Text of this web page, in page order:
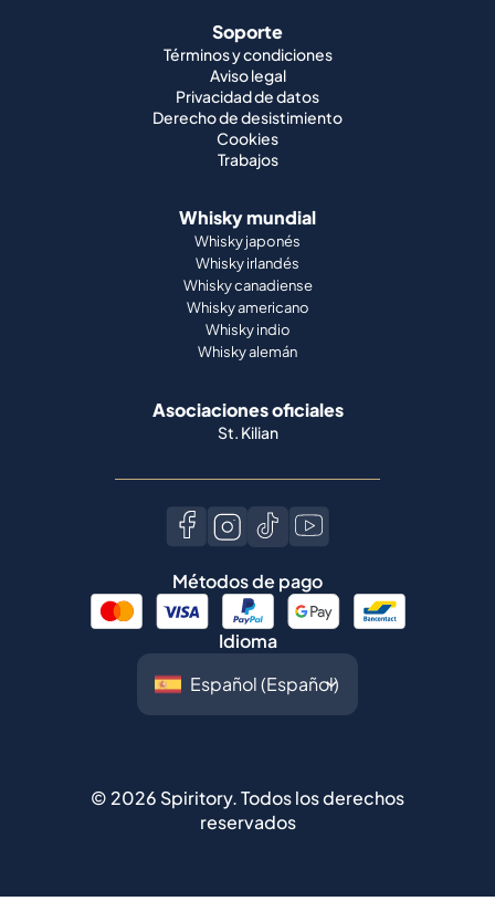
Soporte
Términos y condiciones
Aviso legal
Privacidad de datos
Derecho de desistimiento
Cookies
Trabajos
Whisky mundial
Whisky japonés
Whisky irlandés
Whisky canadiense
Whisky americano
Whisky indio
Whisky alemán
Asociaciones oficiales
St. Kilian
Métodos de pago
Idioma
© 2026 Spiritory.Todos los derechos
reservados